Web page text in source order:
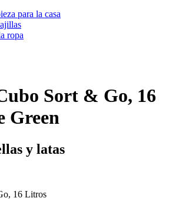
para la casa
ropa
Sort & Go, 16
Green
y latas
16 Litros